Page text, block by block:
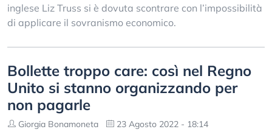
inglese Liz Truss si è dovuta scontrare con l’impossibilità
di applicare il sovranismo economico.
Bollette troppo care: così nel Regno
Unito si stanno organizzando per
non pagarle
Giorgia Bonamoneta 23 Agosto 2022 - 18:14